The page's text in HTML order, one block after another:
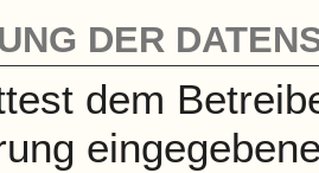
DER
dem